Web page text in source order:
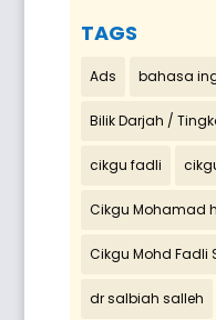
TAGS
Ads bahasa
Bilik Darjah /
cikgu fadli
Cikgu Mohamad
Cikgu Mohd Fadli
dr salbiah salleh